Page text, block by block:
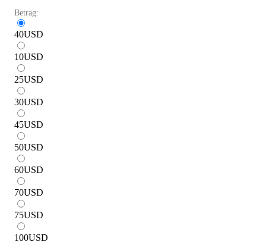
Betrag:
40USD
10USD
25USD
30USD
45USD
50USD
60USD
70USD
75USD
100USD